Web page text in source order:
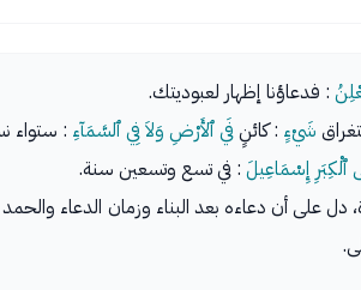
: فدعاؤنا إظهار لعبوديتك.
شَيْءٍ : كائنٍفَي ٱلأَرْضِ وَلاَ فِي ٱلسَّمَآءِ : ستواء
إِسْمَاعِيلَ : في تسع وتسعين سنة.
دل على أن دعاءه بعد البناء وزمان الدعاء